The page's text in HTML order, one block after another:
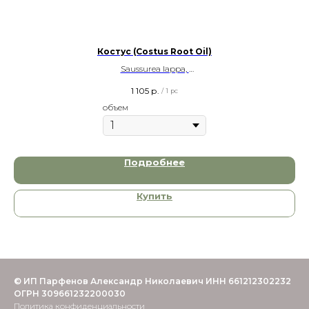
Костус (Costus Root Oil)
Saussurea lappa,
1 105 р. / 1 pc
объем
Подробнее
Купить
© ИП Парфенов Александр Николаевич ИНН 661212302232
ОГРН 309661232200030
Политика конфиденциальности